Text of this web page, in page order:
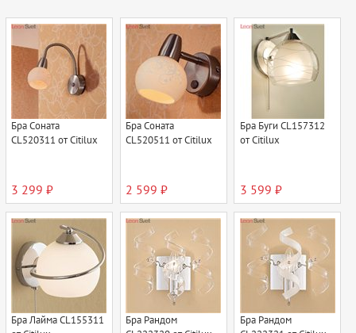
Бра Соната
CL520311 от Citilux
3 299 ₽
Бра Соната
CL520511 от Citilux
2 599 ₽
Бра Буги CL157312
от Citilux
3 599 ₽
Бра Лайма CL155311
Бра Рандом
Бра Рандом